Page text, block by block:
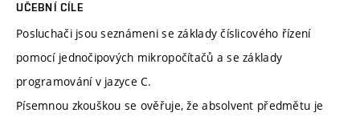
UČEBNÍ CÍLE
Posluchači jsou seznámeni se základy číslicového řízení
pomocí jednočipových mikropočítačů a se základy
programování v jazyce C.
Písemnou zkouškou se ověřuje, že absolvent předmětu je